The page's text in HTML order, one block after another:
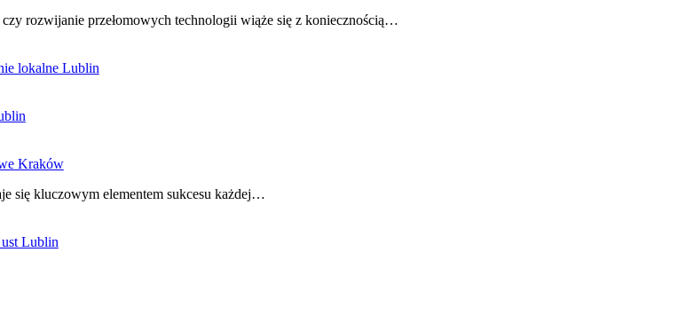
rozwijanie przełomowych technologii wiąże się z koniecznością…
lokalne Lublin
Kraków
się kluczowym elementem sukcesu każdej…
Lublin